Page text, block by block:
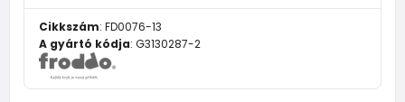
Cikkszám: FD0076-13
A gyártó kódja: G3130287-2